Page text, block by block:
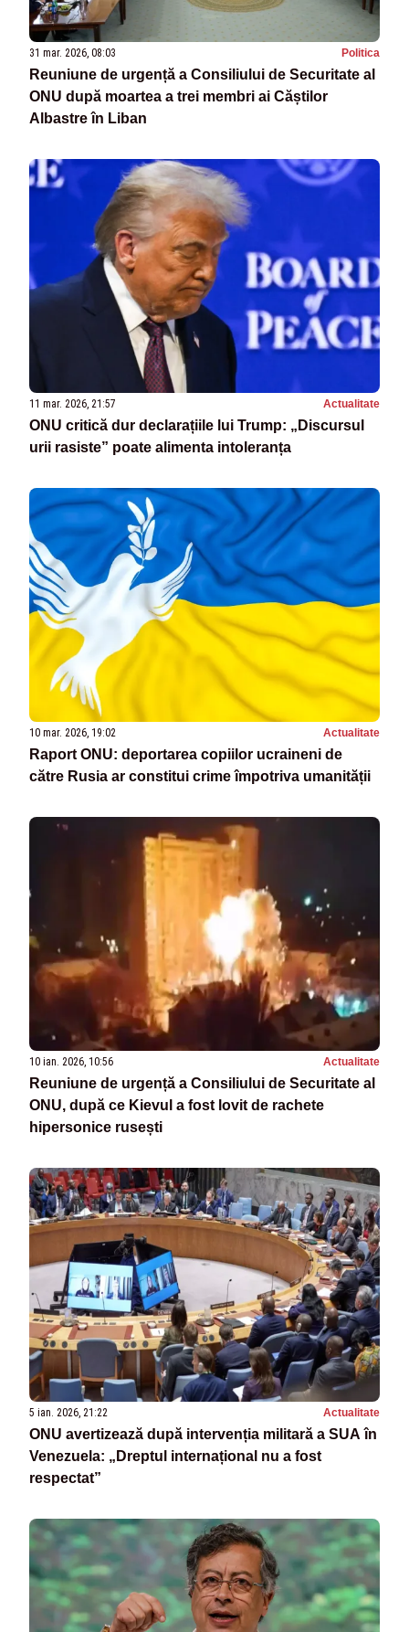
31 mar. 2026, 08:03 Politica
Reuniune de urgență a Consiliului de Securitate al
ONU după moartea a trei membri ai Căștilor
Albastre în Liban
11 mar. 2026, 21:57 Actualitate
ONU critică dur declarațiile lui Trump: „Discursul
urii rasiste” poate alimenta intoleranța
10 mar. 2026, 19:02 Actualitate
Raport ONU: deportarea copiilor ucraineni de
către Rusia ar constitui crime împotriva umanității
10 ian. 2026, 10:56 Actualitate
Reuniune de urgență a Consiliului de Securitate al
ONU, după ce Kievul a fost lovit de rachete
hipersonice rusești
5 ian. 2026, 21:22 Actualitate
ONU avertizează după intervenția militară a SUA în
Venezuela: „Dreptul internațional nu a fost
respectat”